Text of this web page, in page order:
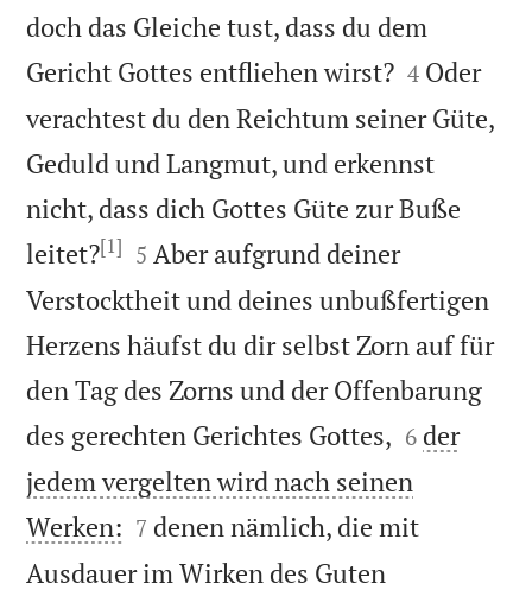
doch das Gleiche tust, dass du dem
Gericht Gottes entfliehen wirst?
4 Oder
verachtest du den Reichtum seiner Güte,
Geduld und Langmut, und erkennst
nicht, dass dich Gottes Güte zur Buße
leitet?[1] 

5 Aber aufgrund deiner
Verstocktheit und deines unbußfertigen
Herzens häufst du dir selbst Zorn auf für
den Tag des Zorns und der Offenbarung
des gerechten Gerichtes Gottes, 

6 der
jedem vergelten wird nach seinen
Werken: 

7 denen nämlich, die mit
Ausdauer im Wirken des Guten